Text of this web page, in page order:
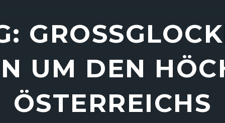
UM DEN
STERREICHS